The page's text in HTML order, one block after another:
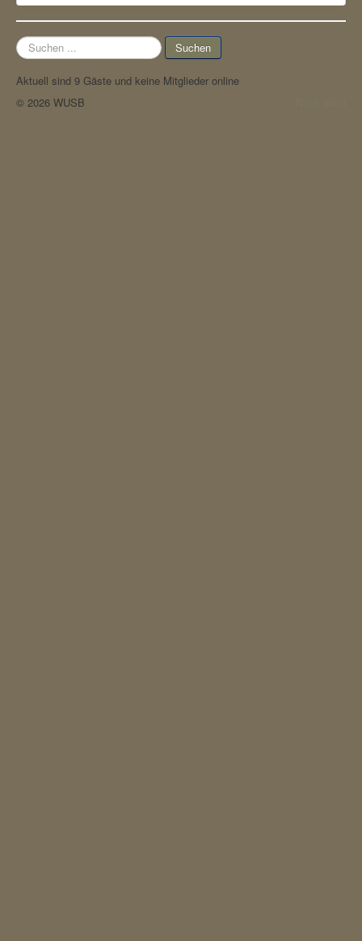
Suchen
...
Suchen
Aktuell sind 9 Gäste und keine Mitglieder online
© 2026 WUSB